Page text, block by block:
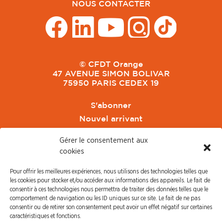
Gérer le consentement aux
cookies
Pour offrir les meilleures expériences, nous utilisons des technologies telles que
les cookies pour stocker et/ou accéder aux informations des appareils. Le fait de
consentir à ces technologies nous permettra de traiter des données telles que le
comportement de navigation ou les ID uniques sur ce site. Le fait de ne pas
consentir ou de retirer son consentement peut avoir un effet négatif sur certaines
caractéristiques et fonctions.
NOUS CONTACTER
© CFDT Orange
47 AVENUE SIMON BOLIVAR
75950 PARIS CEDEX 19
S'abonner
Nouvel arrivant
CFDT Cadres
CFDT Retraités
L'UFFA